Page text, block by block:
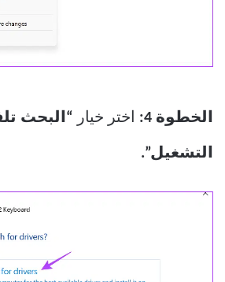
الخطوة 4: اختر خيار “البحث
التشغيل”.